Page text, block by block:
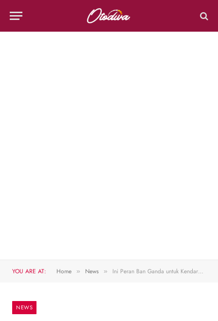
YOU ARE AT: Home » News » Ini Peran Ban Ganda untuk Kendaraan Niaga menurut Hankook
NEWS